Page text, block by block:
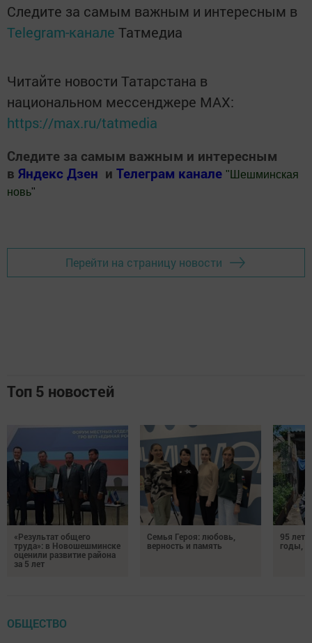
Следите за самым важным и интересным в
Telegram-канале Татмедиа
Читайте новости Татарстана в
национальном мессенджере MАХ:
https://max.ru/tatmedia
Следите за самым важным и интересным
в Яндекс Дзен и Телеграм канале " Шешминская
новь"
Перейти на страницу новости
Топ 5 новостей
«Результат общего
труда»: в Новошешминске
оценили развитие района
за 5 лет
Семья Героя: любовь,
верность и память
95 лет
годы,
ОБЩЕСТВО